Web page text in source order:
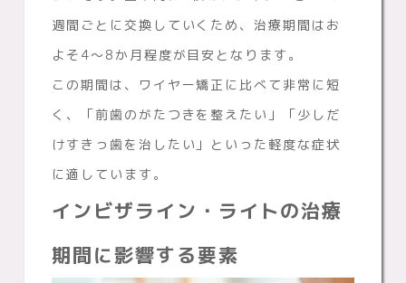
週間ごとに交換していくため、治療期間はお
よそ4〜8か月程度が目安となります。
この期間は、ワイヤー矯正に比べて非常に短
く、「前歯のがたつきを整えたい」「少しだ
けすきっ歯を治したい」といった軽度な症状
に適しています。
インビザライン・ライトの治療
期間に影響する要素